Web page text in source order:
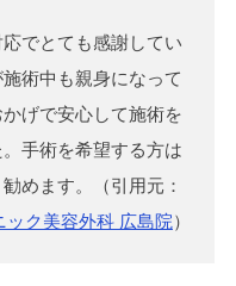
でとても感謝してい
術中も親身になって
げで安心して施術を
手術を希望する方は
めます。（引用元：
ック美容外科 広島院）